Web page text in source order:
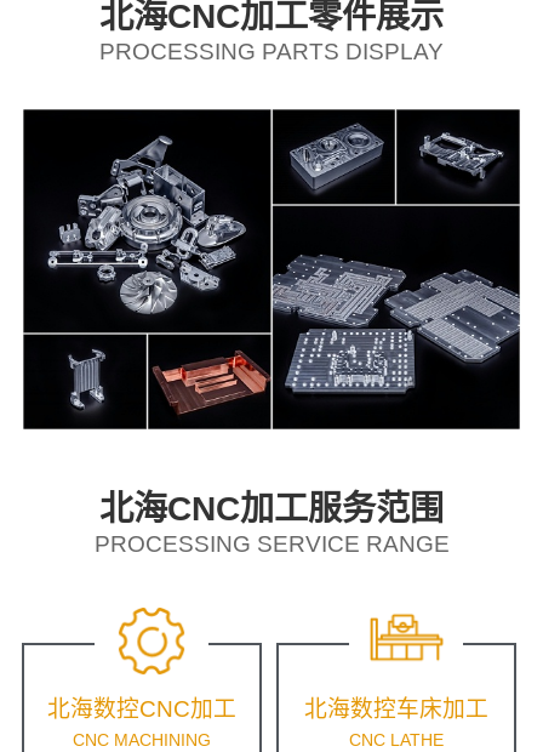
北海CNC加工零件展示
PROCESSING PARTS DISPLAY
北海CNC加工服务范围
PROCESSING SERVICE RANGE
北海数控CNC加工
CNC MACHINING
北海数控车床加工
CNC LATHE